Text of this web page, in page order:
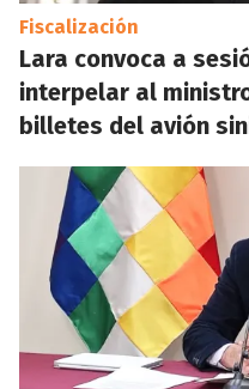
Fiscalización
Lara convoca a
interpelar al
billetes del avión